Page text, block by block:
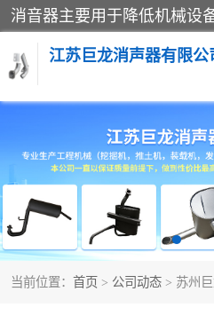
江苏巨龙消声器有限公
当前位置： 首页 > 公司动态 > 苏州
消声器